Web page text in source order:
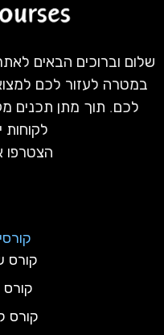
שלום וברוכים הבאים
במטרה לעזור לכם
לכם. תוך מתן תכנים
לקוחות
הצטרפו
קורס
קורס
קורס